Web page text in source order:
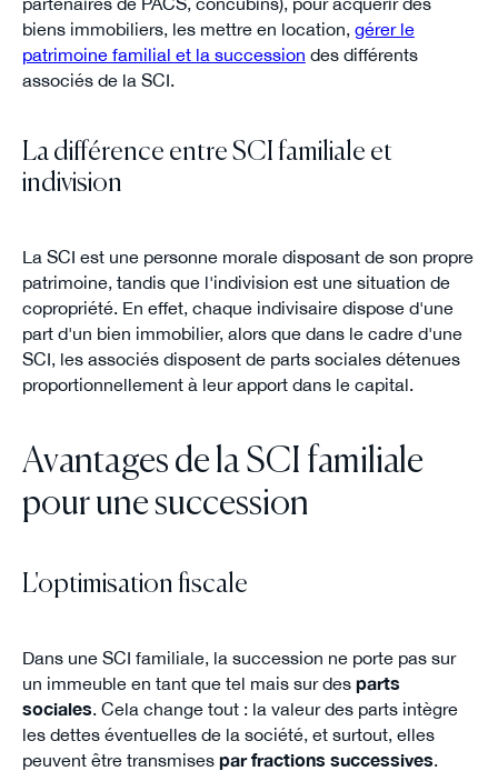
biens immobiliers, les mettre en location, gérer le
patrimoine familial et la succession des différents
associés de la SCI.
La différence entre SCI familiale et
indivision
La SCI est une personne morale disposant de son propre
patrimoine, tandis que l'indivision est une situation de
copropriété. En effet, chaque indivisaire dispose d'une
part d'un bien immobilier, alors que dans le cadre d'une
SCI, les associés disposent de parts sociales détenues
proportionnellement à leur apport dans le capital.
Avantages de la SCI familiale
pour une succession
L'optimisation fiscale
Dans une SCI familiale, la succession ne porte pas sur
un immeuble en tant que tel mais sur des parts
sociales. Cela change tout : la valeur des parts intègre
les dettes éventuelles de la société, et surtout, elles
peuvent être transmises par fractions successives.